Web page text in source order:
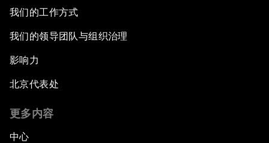
我们的工作方式
我们的领导团队与组织治理
影响力
北京代表处
更多内容
中心